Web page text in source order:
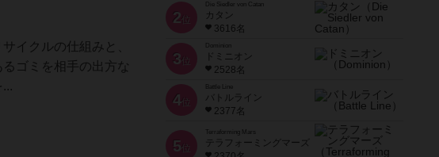
イクルの仕組みと、
ゴミを相手の出方な
2 位
Die Siedler von Catan
カタン
3616名
3 位
ドミニオン
2528名
4位
Battle Line
バトルライン
2377名
5 位
Terraforming Mars
テラフォーミングマーズ